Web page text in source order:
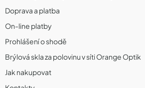
Doprava a platba
On-line platby
Prohlášení o shodě
Brýlová skla za polovinu v síti Orange Optik
Jak nakupovat